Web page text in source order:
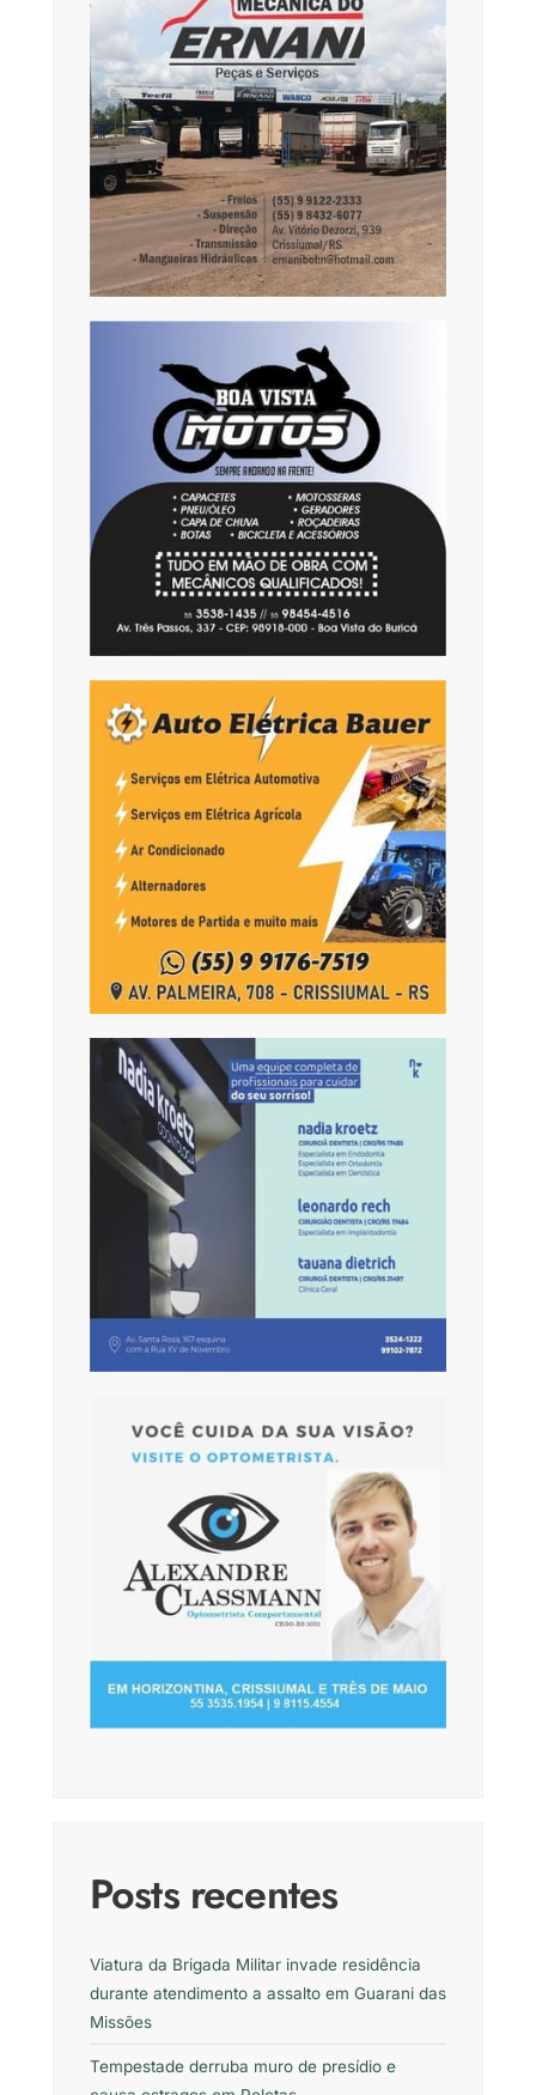
Posts recentes
Viatura da Brigada Militar invade residência
durante atendimento a assalto em Guarani das
Missões
Tempestade derruba muro de presídio e